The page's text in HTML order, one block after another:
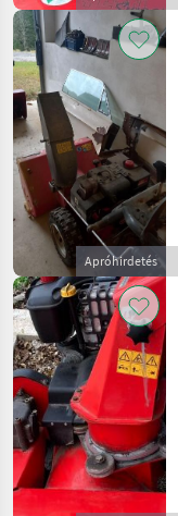
Apróhirdetés